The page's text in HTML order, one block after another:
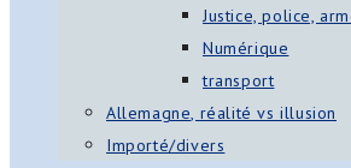
Justice, police,
Numérique
transport
Allemagne, réalité vs illusion
Importé/divers